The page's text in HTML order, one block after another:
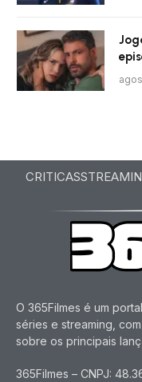
CRITICAS
O 365Filmes é um
séries e streaming,
sobre os principais
365Filmes – CNPJ: